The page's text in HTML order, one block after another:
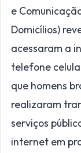
e
Domicílios)
acessaram a
telefone
que homens
realizaram
serviços
internet em